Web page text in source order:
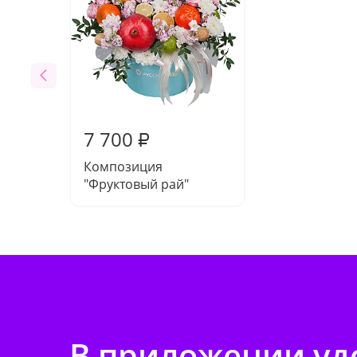
7 700 ₽
Композиция
"Фруктовый рай"